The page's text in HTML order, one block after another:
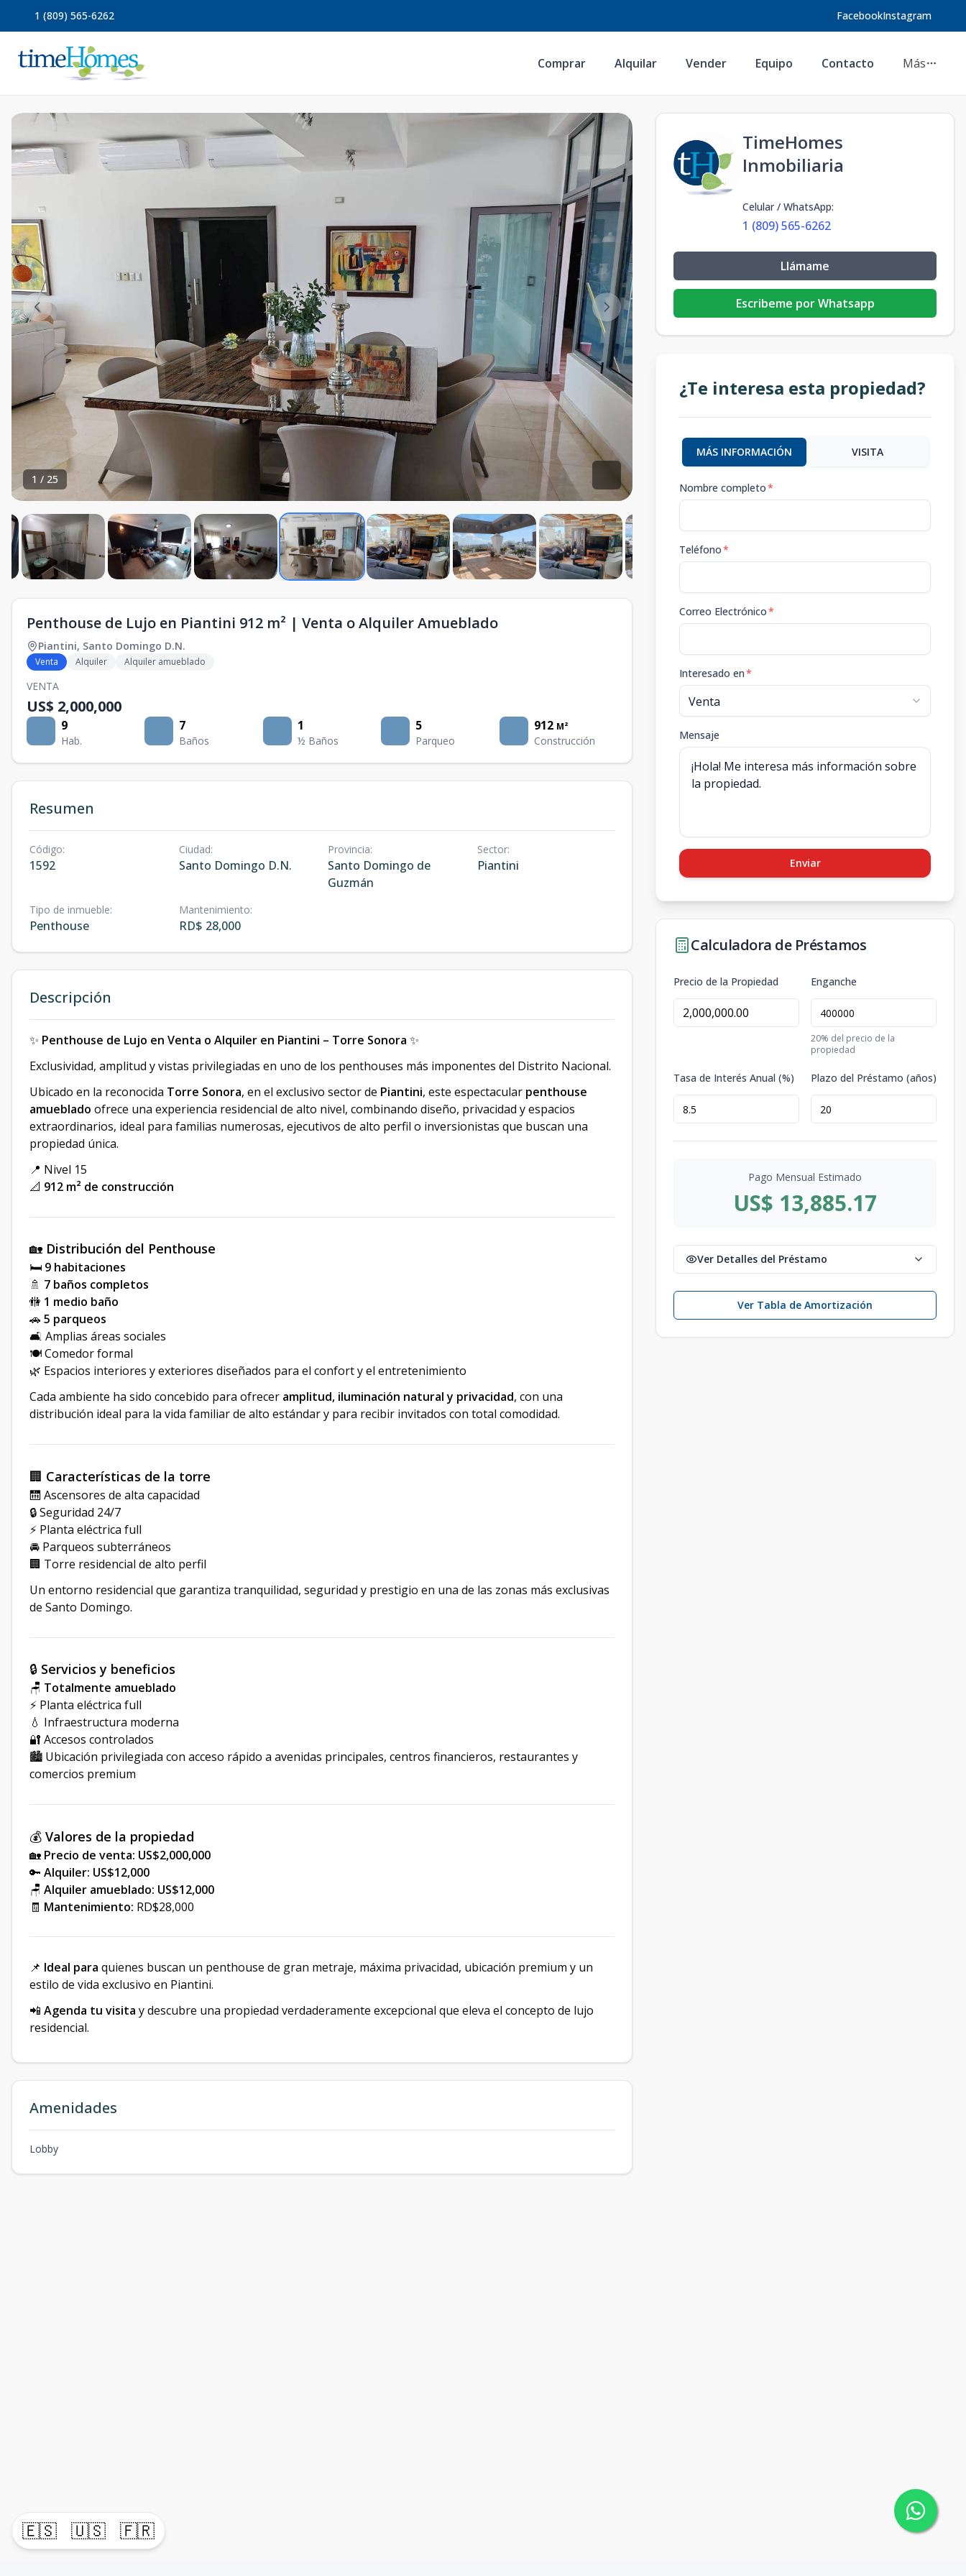
🇪🇸 🇺🇸 🇫🇷
1 (809) 565-6262 FacebookInstagram
Comprar Alquilar Vender Equipo Contacto Más
1 / 25
Penthouse de Lujo en Piantini 912 m² | Venta o Alquiler Amueblado
Piantini, Santo Domingo D.N.
Venta Alquiler Alquiler amueblado
VENTA
US$ 2,000,000
9
Hab.
7
Baños
1
½ Baños
5
Parqueo
912 M²
Construcción
Resumen
Código:
1592
Ciudad:
Santo Domingo D.N.
Provincia:
Santo Domingo de
Guzmán
Sector:
Piantini
Tipo de inmueble:
Penthouse
Mantenimiento:
RD$ 28,000
Descripción
✨ Penthouse de Lujo en Venta o Alquiler en Piantini – Torre Sonora ✨
Exclusividad, amplitud y vistas privilegiadas en uno de los penthouses más imponentes del Distrito Nacional.
Ubicado en la reconocida Torre Sonora, en el exclusivo sector de Piantini, este espectacular penthouse
amueblado ofrece una experiencia residencial de alto nivel, combinando diseño, privacidad y espacios
extraordinarios, ideal para familias numerosas, ejecutivos de alto perfil o inversionistas que buscan una
propiedad única.
📍 Nivel 15
📐 912 m² de construcción
🏡 Distribución del Penthouse
🛏️ 9 habitaciones
🚿 7 baños completos
🚻 1 medio baño
🚗 5 parqueos
🛋️ Amplias áreas sociales
🍽️ Comedor formal
🌿 Espacios interiores y exteriores diseñados para el confort y el entretenimiento
Cada ambiente ha sido concebido para ofrecer amplitud, iluminación natural y privacidad, con una
distribución ideal para la vida familiar de alto estándar y para recibir invitados con total comodidad.
🏢 Características de la torre
🛗 Ascensores de alta capacidad
🔒 Seguridad 24/7
⚡ Planta eléctrica full
🚘 Parqueos subterráneos
🏢 Torre residencial de alto perfil
Un entorno residencial que garantiza tranquilidad, seguridad y prestigio en una de las zonas más exclusivas
de Santo Domingo.
🔒 Servicios y beneficios
🪑 Totalmente amueblado
⚡ Planta eléctrica full
💧 Infraestructura moderna
🔐 Accesos controlados
🏙️ Ubicación privilegiada con acceso rápido a avenidas principales, centros financieros, restaurantes y
comercios premium
💰 Valores de la propiedad
🏡 Precio de venta: US$2,000,000
🔑 Alquiler: US$12,000
🪑 Alquiler amueblado: US$12,000
🧾 Mantenimiento: RD$28,000
📌 Ideal para quienes buscan un penthouse de gran metraje, máxima privacidad, ubicación premium y un
estilo de vida exclusivo en Piantini.
📲 Agenda tu visita y descubre una propiedad verdaderamente excepcional que eleva el concepto de lujo
residencial.
Amenidades
Lobby
TimeHomes
Inmobiliaria
Celular / WhatsApp:
1 (809) 565-6262
Llámame
Escribeme por Whatsapp
¿Te interesa esta propiedad?
MÁS INFORMACIÓN VISITA
Nombre completo*
Teléfono*
Correo Electrónico*
Interesado en*
Mensaje
Enviar
Calculadora de Préstamos
Precio de la Propiedad Enganche
20% del precio de la
propiedad
Tasa de Interés Anual (%) Plazo del Préstamo (años)
Pago Mensual Estimado
US$ 13,885.17
Ver Detalles del Préstamo
Ver Tabla de Amortización